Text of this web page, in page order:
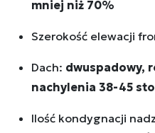
mniej niż 70%
Szerokość elewacji
Dach: dwuspadowy,
nachylenia 38-45
Ilość kondygnacji